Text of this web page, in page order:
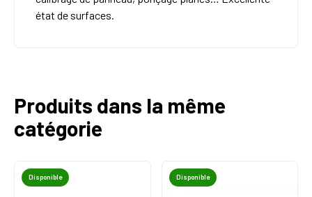
état de surfaces.
Produits dans la même
catégorie
Disponible Disponible